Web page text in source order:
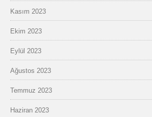
Kasım 2023
Ekim 2023
Eylül 2023
Ağustos 2023
Temmuz 2023
Haziran 2023